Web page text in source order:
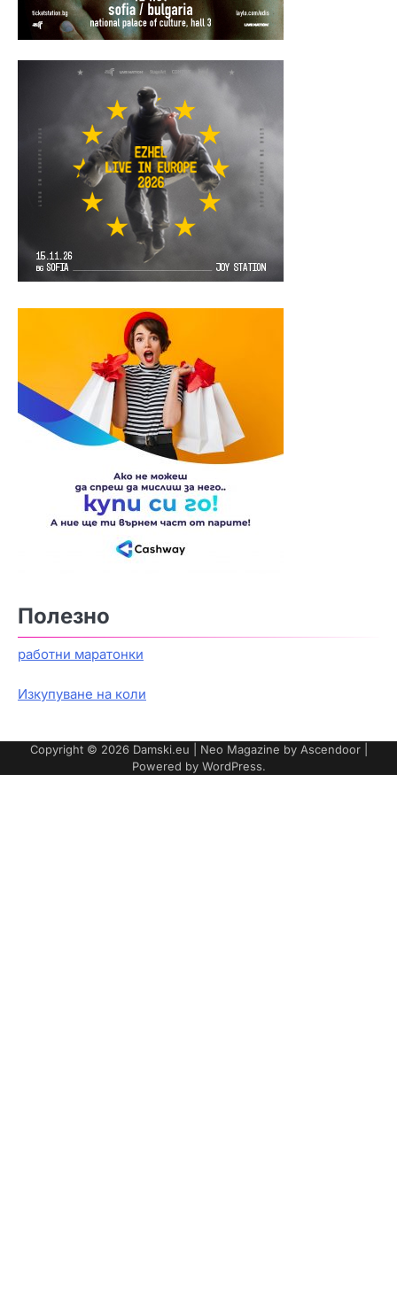
Полезно
работни маратонки
Изкупуване на коли
Copyright © 2026 Damski.eu | Neo Magazine by Ascendoor|
Powered by WordPress.